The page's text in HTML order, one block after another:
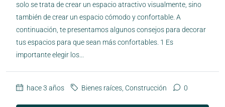
solo se trata de crear un espacio atractivo visualmente, sino
también de crear un espacio cómodo y confortable. A
continuación, te presentamos algunos consejos para decorar
tus espacios para que sean más confortables. 1 Es
importante elegir los...
hace 3 años Bienes raíces, Construcción 0